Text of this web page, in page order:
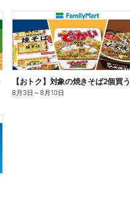
8月3日 ～8月10日